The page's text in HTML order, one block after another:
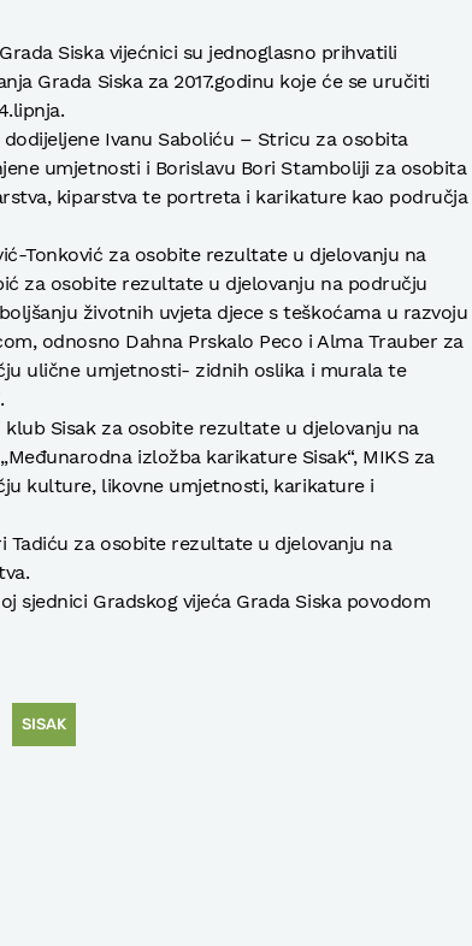
Siska vijećnici su jednoglasno prihvatili
Grada Siska za 2017.godinu koje će se uručiti
Ivanu Saboliću – Stricu za osobita
umjetnosti i Borislavu Bori Stamboliji za osobita
kiparstva te portreta i karikature kao područja
Tonković za osobite rezultate u djelovanju na
za osobite rezultate u djelovanju na području
životnih uvjeta djece s teškoćama u razvoju
odnosno Dahna Prskalo Peco i Alma Trauber za
ulične umjetnosti- zidnih oslika i murala te
Sisak za osobite rezultate u djelovanju na
izložba karikature Sisak“, MIKS za
kulture, likovne umjetnosti, karikature i
Tadiću za osobite rezultate u djelovanju na
sjednici Gradskog vijeća Grada Siska povodom
SISAK